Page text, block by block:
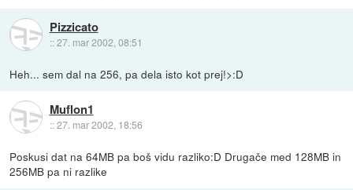
Pizzicato
::27. mar 2002, 08:51
Heh... sem dal na 256, pa dela isto kot prej!>:D
Muflon1
::27. mar 2002, 18:56
Poskusi dat na 64MB pa boš vidu razliko:D Drugače med 128MB in
256MB pa ni razlike